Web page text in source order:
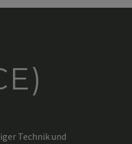
Technik und